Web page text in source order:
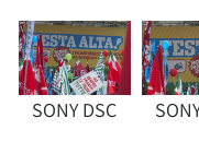
SONY DSC